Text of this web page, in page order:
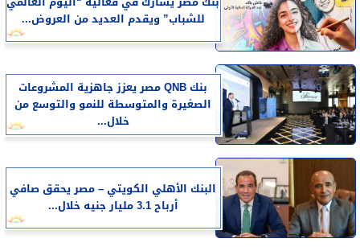
للشباب” ويقدم العديد من العروض...
بنك QNB مصر يعزز جاهزية المشروعات
الصغيرة والمتوسطة للنمو والتوسع من
خلال...
البنك الأهلي الكويتي – مصر يحقق صافي
أرباح 3.1 مليار جنيه خلال...